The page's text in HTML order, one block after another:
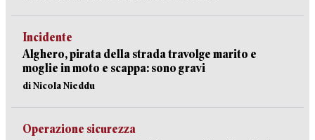
Incidente
Alghero, pirata della strada travolge marito e
moglie in moto e scappa: sono gravi
di Nicola Nieddu
Operazione sicurezza